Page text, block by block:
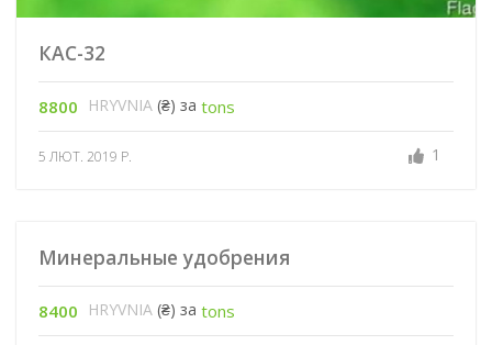
КАС-32
8800 HRYVNIA(₴) за tons
5 ЛЮТ. 2019 Р. 1
Минеральные удобрения
8400 HRYVNIA(₴) за tons